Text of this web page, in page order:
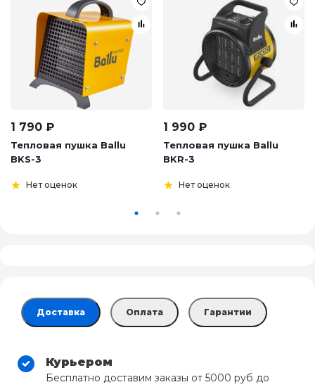
1 790 ₽
Тепловая пушка Ballu
BKS-3
Нет оценок
1 990 ₽
Тепловая пушка Ballu
BKR-3
Нет оценок
Доставка Оплата Гарантии
Курьером
Бесплатно доставим заказы от 5000 руб до